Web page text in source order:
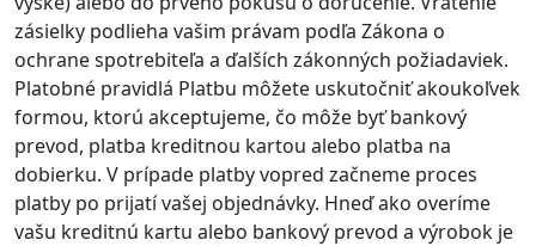
zásielky podlieha vašim právam podľa Zákona o
ochrane spotrebiteľa a ďalších zákonných požiadaviek.
Platobné pravidlá Platbu môžete uskutočniť akoukoľvek
formou, ktorú akceptujeme, čo môže byť bankový
prevod, platba kreditnou kartou alebo platba na
dobierku. V prípade platby vopred začneme proces
platby po prijatí vašej objednávky. Hneď ako overíme
vašu kreditnú kartu alebo bankový prevod a výrobok je